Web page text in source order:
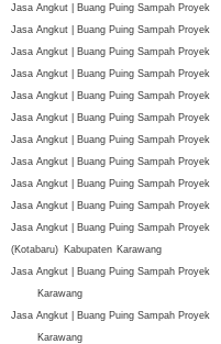
Jasa Angkut | Buang Puing Sampah Proyek
Jasa Angkut | Buang Puing Sampah Proyek
Jasa Angkut | Buang Puing Sampah Proyek
Jasa Angkut | Buang Puing Sampah Proyek
Jasa Angkut | Buang Puing Sampah Proyek
Jasa Angkut | Buang Puing Sampah Proyek
Jasa Angkut | Buang Puing Sampah Proyek
Jasa Angkut | Buang Puing Sampah Proyek
Jasa Angkut | Buang Puing Sampah Proyek
Jasa Angkut | Buang Puing Sampah Proyek
Jasa Angkut | Buang Puing Sampah Proyek
(Kotabaru) Kabupaten Karawang
Jasa Angkut | Buang Puing Sampah Proyek
Karawang
Jasa Angkut | Buang Puing Sampah Proyek
Karawang